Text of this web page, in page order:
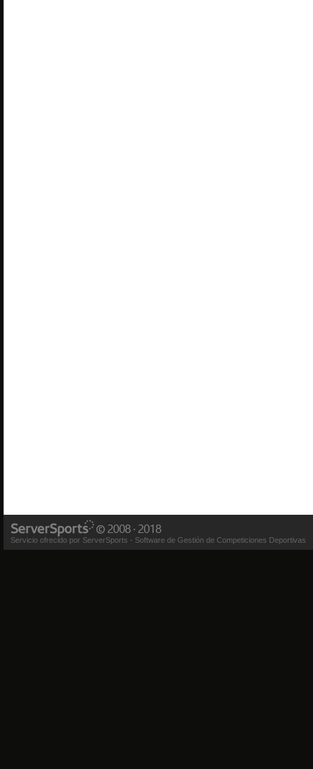
Servicio ofrecido por ServerSports - Software de Gestión de Competiciones Deportivas